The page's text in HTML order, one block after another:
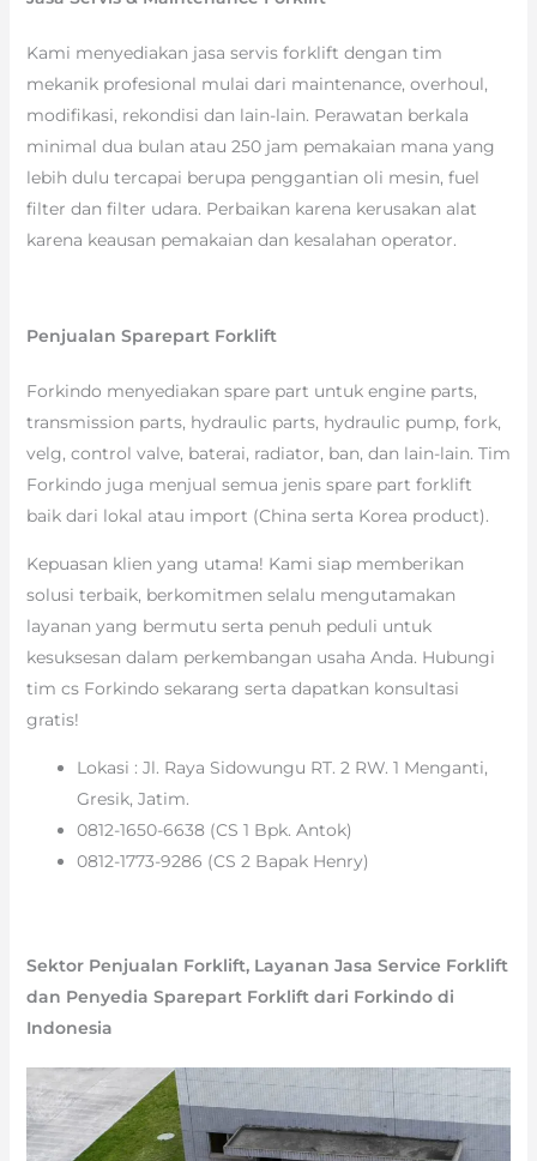
Kami menyediakan jasa servis forklift dengan tim
mekanik profesional mulai dari maintenance, overhoul,
modifikasi, rekondisi dan lain-lain. Perawatan berkala
minimal dua bulan atau 250 jam pemakaian mana yang
lebih dulu tercapai berupa penggantian oli mesin, fuel
filter dan filter udara. Perbaikan karena kerusakan alat
karena keausan pemakaian dan kesalahan operator.
Penjualan Sparepart Forklift
Forkindo menyediakan spare part untuk engine parts,
transmission parts, hydraulic parts, hydraulic pump, fork,
velg, control valve, baterai, radiator, ban, dan lain-lain. Tim
Forkindo juga menjual semua jenis spare part forklift
baik dari lokal atau import (China serta Korea product).
Kepuasan klien yang utama! Kami siap memberikan
solusi terbaik, berkomitmen selalu mengutamakan
layanan yang bermutu serta penuh peduli untuk
kesuksesan dalam perkembangan usaha Anda. Hubungi
tim cs Forkindo sekarang serta dapatkan konsultasi
gratis!
Lokasi : Jl. Raya Sidowungu RT. 2 RW. 1 Menganti,
Gresik, Jatim.
0812-1650-6638 (CS 1 Bpk. Antok)
0812-1773-9286 (CS 2 Bapak Henry)
Sektor Penjualan Forklift, Layanan Jasa Service Forklift
dan Penyedia Sparepart Forklift dari Forkindo di
Indonesia